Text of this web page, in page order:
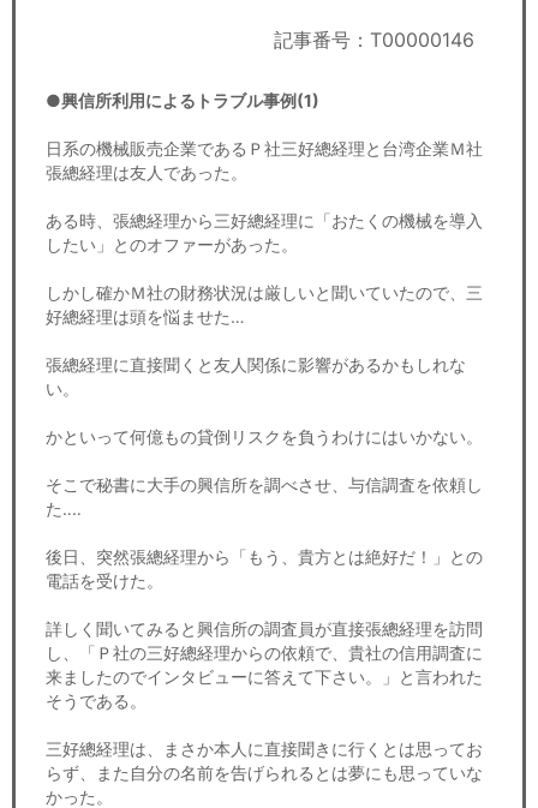
経済ニュース
労務顧問
ＩＴ
記事番号：T00000146
●興信所利用によるトラブル事例(1)
日系の機械販売企業であるＰ社三好總経理と台湾企業Ｍ社
張總経理は友人であった。
ある時、張總経理から三好總経理に「おたくの機械を導入
したい」とのオファーがあった。
しかし確かＭ社の財務状況は厳しいと聞いていたので、三
好總経理は頭を悩ませた…
張總経理に直接聞くと友人関係に影響があるかもしれな
い。
かといって何億もの貸倒リスクを負うわけにはいかない。
そこで秘書に大手の興信所を調べさせ、与信調査を依頼し
た‥‥
後日、突然張總経理から「もう、貴方とは絶好だ！」との
電話を受けた。
詳しく聞いてみると興信所の調査員が直接張總経理を訪問
し、「Ｐ社の三好總経理からの依頼で、貴社の信用調査に
来ましたのでインタビューに答えて下さい。」と言われた
そうである。
三好總経理は、まさか本人に直接聞きに行くとは思ってお
らず、また自分の名前を告げられるとは夢にも思っていな
かった。